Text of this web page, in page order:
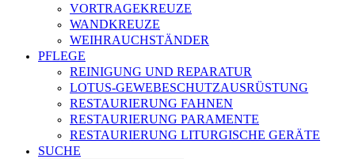
VORTRAGEKREUZE
WANDKREUZE
WEIHRAUCHSTÄNDER
PFLEGE
REINIGUNG UND REPARATUR
LOTUS-GEWEBESCHUTZAUSRÜSTUNG
RESTAURIERUNG FAHNEN
RESTAURIERUNG PARAMENTE
RESTAURIERUNG LITURGISCHE GERÄTE
SUCHE